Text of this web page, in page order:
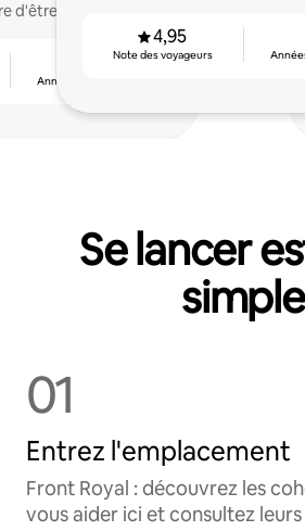
d'être cohôte de deux
Années comme hôte
4,95
Note des voyageurs
Se lancer
simple
01
Entrez l'emplacement
Front Royal : découvrez les
vous aider ici et consultez